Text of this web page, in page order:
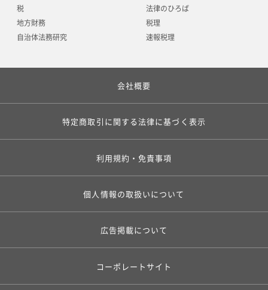
税
地方財務
自治体法務研究
法律のひろば
税理
速報税理
会社概要
特定商取引に関する法律に基づく表示
利用規約・免責事項
個人情報の取扱いについて
広告掲載について
コーポレートサイト